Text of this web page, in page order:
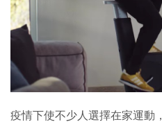
疫情下使不少人選擇在家運動